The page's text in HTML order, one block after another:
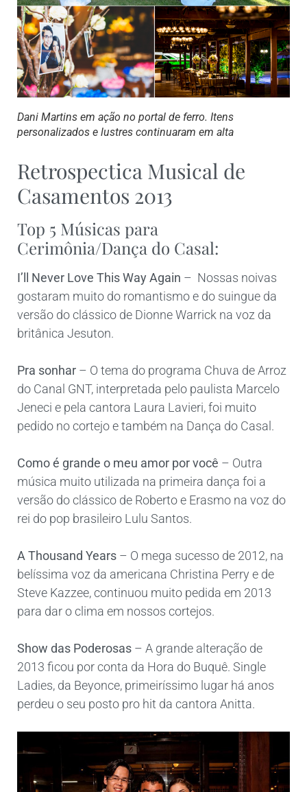
Dani Martins em ação no portal de ferro. Itens
personalizados e lustres continuaram em alta
Retrospectica Musical de
Casamentos 2013
Top 5 Músicas para
Cerimônia/Dança do Casal:
I’ll Never Love This Way Again – Nossas noivas
gostaram muito do romantismo e do suingue da
versão do clássico de Dionne Warrick na voz da
britânica Jesuton.
Pra sonhar – O tema do programa Chuva de Arroz
do Canal GNT, interpretada pelo paulista Marcelo
Jeneci e pela cantora Laura Lavieri, foi muito
pedido no cortejo e também na Dança do Casal.
Como é grande o meu amor por você – Outra
música muito utilizada na primeira dança foi a
versão do clássico de Roberto e Erasmo na voz do
rei do pop brasileiro Lulu Santos.
A Thousand Years – O mega sucesso de 2012, na
belíssima voz da americana Christina Perry e de
Steve Kazzee, continuou muito pedida em 2013
para dar o clima em nossos cortejos.
Show das Poderosas – A grande alteração de
2013 ficou por conta da Hora do Buquê. Single
Ladies, da Beyonce, primeiríssimo lugar há anos
perdeu o seu posto pro hit da cantora Anitta.